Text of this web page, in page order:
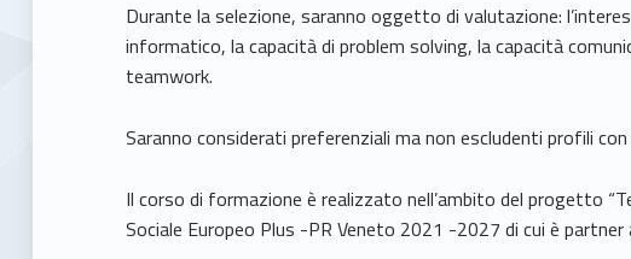
Durante la selezione, saranno oggetto di valutazione:
informatico, la capacità di problem solving, la capacità
teamwork.
Saranno considerati preferenziali ma non escludenti profili
Il corso di formazione è realizzato nell’ambito del progetto
Sociale Europeo Plus -PR Veneto 2021 -2027 di cui è partner